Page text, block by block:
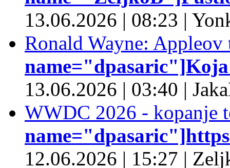
13.06.2026 | 08:23 |
Ronald Wayne:
13.06.2026 | 03:40 |
WWDC 2026 - kopanje
12.06.2026 | 15:27 |